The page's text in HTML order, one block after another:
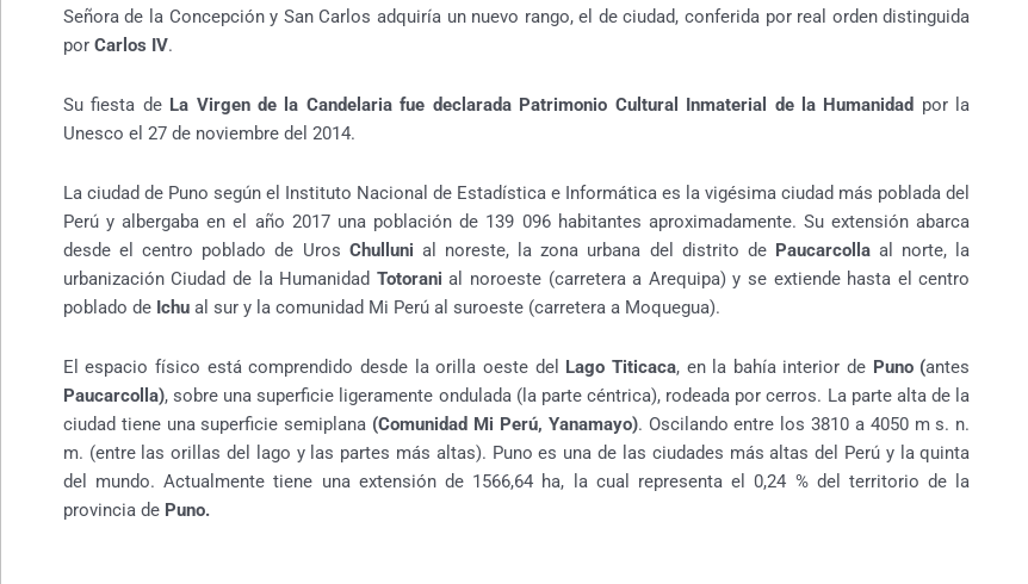
Señora de la Concepción y San Carlos adquiría un nuevo rango, el de ciudad, conferida por real orden distinguida
por Carlos IV.
Su fiesta de La Virgen de la Candelaria fue declarada Patrimonio Cultural Inmaterial de la Humanidad por la
Unesco el 27 de noviembre del 2014.
La ciudad de Puno según el Instituto Nacional de Estadística e Informática es la vigésima ciudad más poblada del
Perú y albergaba en el año 2017 una población de 139 096 habitantes aproximadamente. ​Su extensión abarca
desde el centro poblado de Uros Chulluni al noreste, la zona urbana del distrito de Paucarcollaal norte, la
urbanización Ciudad de la Humanidad Totorani al noroeste (carretera a Arequipa) y se extiende hasta el centro
poblado de Ichual sur y la comunidad Mi Perú al suroeste (carretera a Moquegua).
El espacio físico está comprendido desde la orilla oeste del Lago Titicaca, en la bahía interior de Puno (antes
Paucarcolla), sobre una superficie ligeramente ondulada (la parte céntrica), rodeada por cerros. La parte alta de la
ciudad tiene una superficie semiplana (Comunidad Mi Perú, Yanamayo). Oscilando entre los 3810 a 4050 m s. n.
m. (entre las orillas del lago y las partes más altas). Puno es una de las ciudades más altas del Perú y la quinta
del mundo. Actualmente tiene una extensión de 1566,64 ha, la cual representa el 0,24 % del territorio de la
provincia de Puno.